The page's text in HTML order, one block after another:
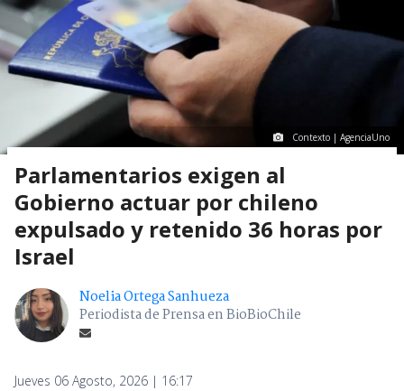
Contexto | AgenciaUno
Parlamentarios exigen al
Gobierno actuar por chileno
expulsado y retenido 36 horas por
Israel
Noelia Ortega Sanhueza
Periodista de Prensa en BioBioChile
Jueves 06 Agosto, 2026 | 16:17